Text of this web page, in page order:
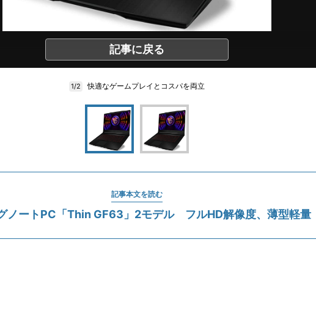
記事に戻る
1/2 快適なゲームプレイとコスパを両立
記事本文を読む
ノートPC「Thin GF63」2モデル フルHD解像度、薄型軽量